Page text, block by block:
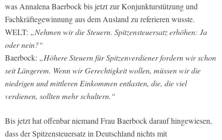
was Annalena Baerbock bis jetzt zur Konjunkturstützung und
Fachkräftegewinnung aus dem Ausland zu referieren wusste.
WELT: „Nehmen wir die Steuern. Spitzensteuersatz erhöhen: Ja
oder nein?“
Baerbock: „Höhere Steuern für Spitzenverdiener fordern wir schon
seit Längerem. Wenn wir Gerechtigkeit wollen, müssen wir die
niedrigen und mittleren Einkommen entlasten, die, die viel
verdienen, sollten mehr schultern.“
Bis jetzt hat offenbar niemand Frau Baerbock darauf hingewiesen,
dass der Spitzensteuersatz in Deutschland nichts mit